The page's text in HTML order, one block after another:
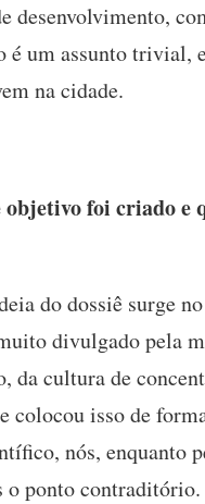
desenvolvimento,
é um assunto trivial,
na cidade.
foi criado e
do dossiê surge
divulgado pela
da cultura de
colocou isso de
nós, enquanto
o ponto contraditório.